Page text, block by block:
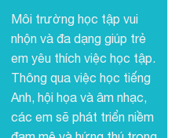
Môi trường học tập vui
nhộn và đa dạng giúp trẻ
em yêu thích việc học tập.
Thông qua việc học tiếng
Anh, hội họa và âm nhạc,
các em sẽ phát triển niềm